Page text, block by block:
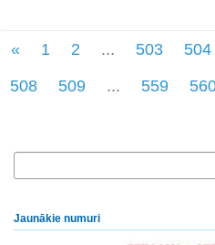
« 1 2 ... 503 504
508
509 ... 559
Jaunākie numuri